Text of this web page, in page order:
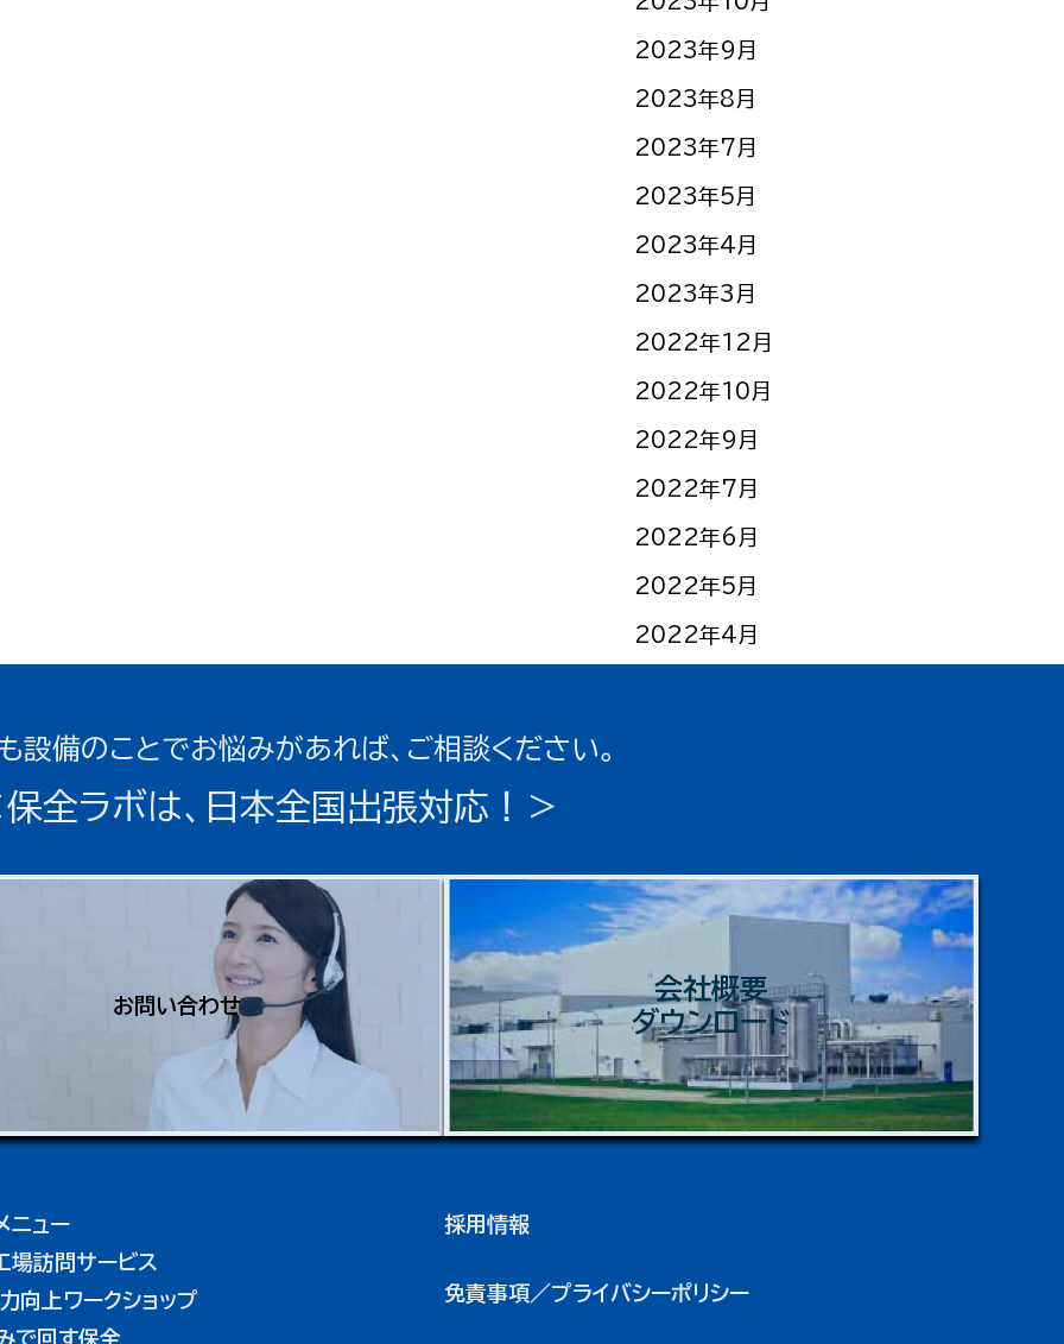
2023年9月
2023年8月
2023年7月
2023年5月
2023年4月
2023年3月
2022年12月
2022年10月
2022年9月
2022年7月
2022年6月
2022年5月
2022年4月
設備のことでお悩みがあれば、ご相談ください。
全ラボは、日本全国出張対応！＞
お問い合わせ
会社概要
ダウンロード
ニュー
場訪問サービス
向上ワークショップ
で回す保全
採用情報
免責事項／プライバシーポリシー